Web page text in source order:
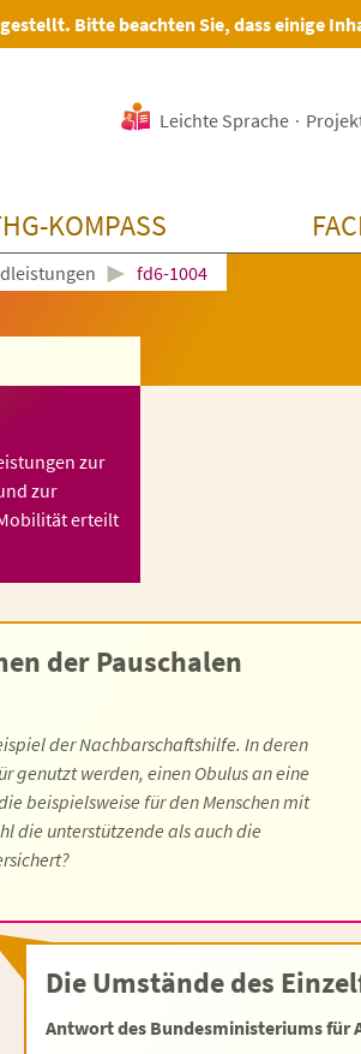
Bitte beachten Sie, dass einige
Leichte Sprache ·
KOMPASS
► fd6-1004
zur
zur
erteilt
der Pauschalen
der Nachbarschaftshilfe. In deren
genutzt werden, einen Obulus an eine
beispielsweise für den Menschen mit
die unterstützende als auch die
Die Umstände des
Antwort des Bundesministeriums für